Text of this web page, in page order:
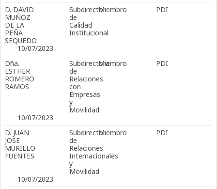
D. DAVID
MUÑOZ
DE LA
PEÑA
SEQUEDO
Subdirector
de
Calidad
Institucional
Miembro PDI
10/07/2023
Dña.
ESTHER
ROMERO
RAMOS
Subdirectora
de
Relaciones
con
Empresas
y
Movilidad
Miembro PDI
10/07/2023
D. JUAN
JOSE
MURILLO
FUENTES
Subdirector
de
Relaciones
Internacionales
y
Movilidad
Miembro PDI
10/07/2023